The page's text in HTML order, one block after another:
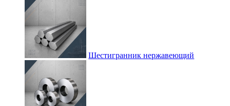
Шестигранник нержавеющий